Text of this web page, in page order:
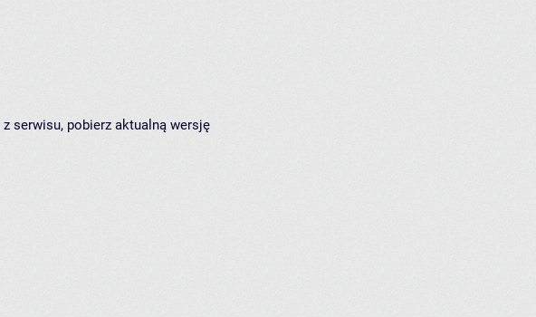
serwisu, pobierz aktualną wersję